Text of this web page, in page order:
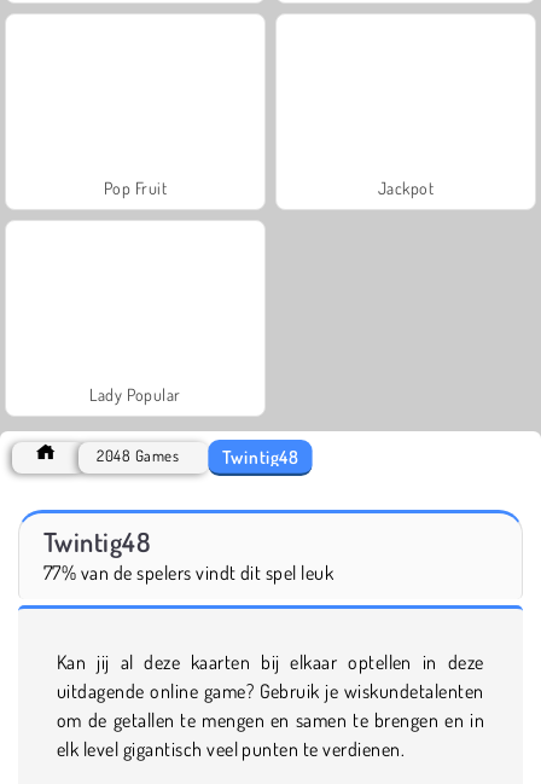
Pop Fruit Jackpot
Lady Popular
2048 Games Twintig48
Twintig48
77% van de spelers vindt dit spel leuk
Kan jij al deze kaarten bij elkaar optellen in deze
uitdagende online game? Gebruik je wiskundetalenten
om de getallen te mengen en samen te brengen en in
elk level gigantisch veel punten te verdienen.